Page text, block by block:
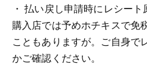
・ 払い戻し申請時にレシート
購入店では予めホチキスで免
こともありますが。ご自身で
かご確認ください。